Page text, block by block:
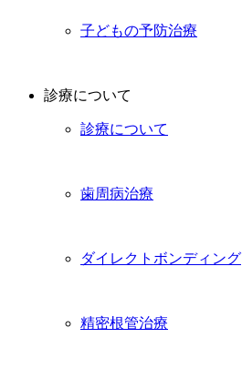
子どもの予防治療
診療について
診療について
歯周病治療
ダイレクトボンディング
精密根管治療